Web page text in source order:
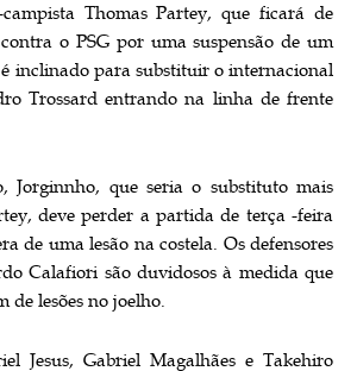
Thomas Partey, que ficará de
o PSG por uma suspensão de um
inclinado para substituir o internacional
Trossard entrando na linha de frente
Jorginnho, que seria o substituto mais
deve perder a partida de terça -feira
de uma lesão na costela. Os defensores
Calafiori são duvidosos à medida que
de lesões no joelho.
Jesus, Gabriel Magalhães e Takehiro